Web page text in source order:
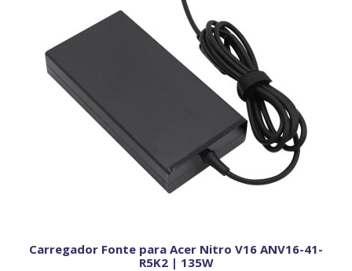
Carregador Fonte para Acer Nitro V16 ANV16-41-
R5K2 | 135W